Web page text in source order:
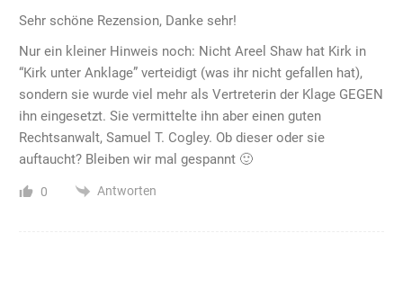
Sehr schöne Rezension, Danke sehr!
Nur ein kleiner Hinweis noch: Nicht Areel Shaw hat Kirk in
“Kirk unter Anklage” verteidigt (was ihr nicht gefallen hat),
sondern sie wurde viel mehr als Vertreterin der Klage GEGEN
ihn eingesetzt. Sie vermittelte ihn aber einen guten
Rechtsanwalt, Samuel T. Cogley. Ob dieser oder sie
auftaucht? Bleiben wir mal gespannt 🙂
0 Antworten